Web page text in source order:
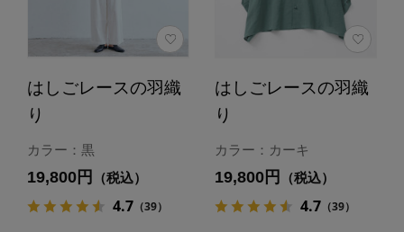
はしごレースの羽織
り
カラー：黒
19,800円 （税込）
4.7（39）
はしごレースの羽織
り
カラー：カーキ
19,800円 （税込）
4.7（39）